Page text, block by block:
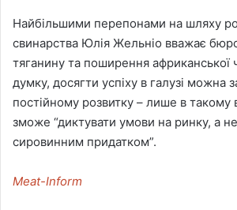
Найбільшими перепонами на шляху
свинарства Юлія Жельніо вважає
тяганину та поширення африканської
думку, досягти успіху в галузі можна
постійному розвитку – лише в такому
зможе “диктувати умови на ринку, а
сировинним придатком”.
Meat-Inform